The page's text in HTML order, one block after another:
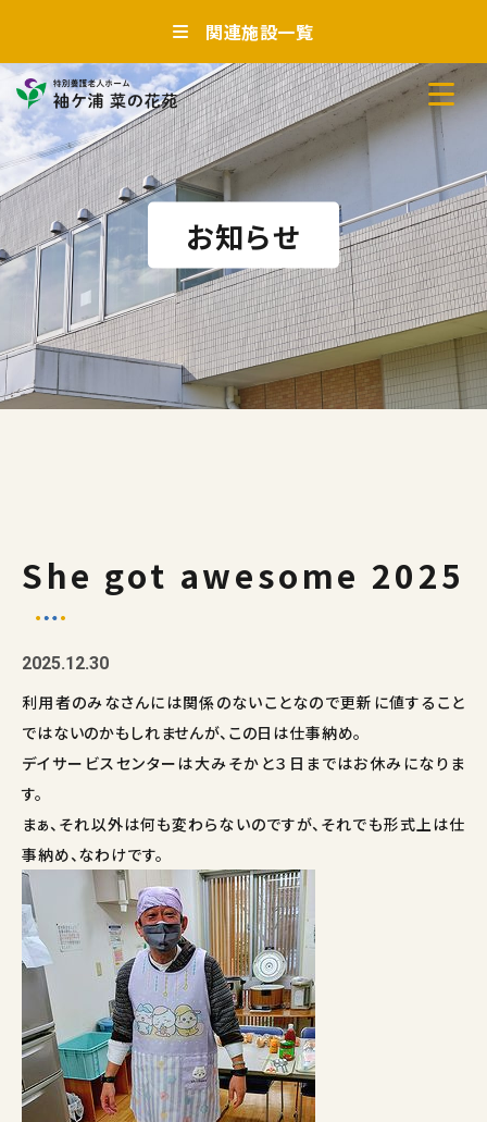
関連施設一覧
お知らせ
She got awesome 2025
2025.12.30
利用者のみなさんには関係のないことなので更新に値すること
ではないのかもしれませんが、この日は仕事納め。
デイサービスセンターは大みそかと３日まではお休みになりま
す。
まぁ、それ以外は何も変わらないのですが、それでも形式上は仕
事納め、なわけです。